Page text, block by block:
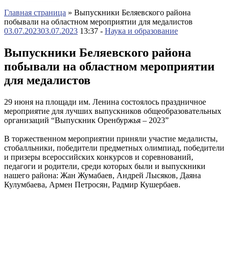
Главная страница » Выпускники Беляевского района
побывали на областном мероприятии для медалистов
03.07.202303.07.2023 13:37 - Наука и образование
Выпускники Беляевского района
побывали на областном мероприятии
для медалистов
29 июня на площади им. Ленина состоялось праздничное
мероприятие для лучших выпускников общеобразовательных
организаций “Выпускник Оренбуржья – 2023”
В торжественном мероприятии приняли участие медалисты,
стобалльники, победители предметных олимпиад, победители
и призеры всероссийских конкурсов и соревнований,
педагоги и родители, среди которых были и выпускники
нашего района: Жан Жумабаев, Андрей Лысяков, Даяна
Кулумбаева, Армен Петросян, Радмир Кушербаев.